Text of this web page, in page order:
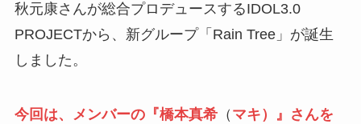
秋元康さんが総合プロデュースするIDOL3.0
PROJECTから、新グループ「Rain Tree」が誕生
しました。
今回は、メンバーの『橋本真希（ マキ）』さんを